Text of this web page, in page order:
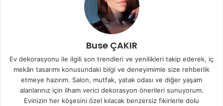
Buse ÇAKIR
Ev dekorasyonu ile ilgili son trendleri ve yenilikleri takip ederek, iç
mekân tasarımı konusundaki bilgi ve deneyimimle size rehberlik
etmeye hazırım. Salon, mutfak, yatak odası ve diğer yaşam
alanlarınız için ilham verici dekorasyon önerileri sunuyorum.
Evinizin her köşesini özel kılacak benzersiz fikirlerle dolu